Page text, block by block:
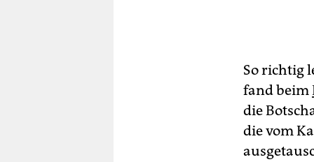
So richtig
fand beim
die
die vom